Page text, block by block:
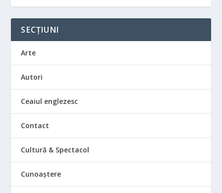
SECȚIUNI
Arte
Autori
Ceaiul englezesc
Contact
Cultură & Spectacol
Cunoaștere